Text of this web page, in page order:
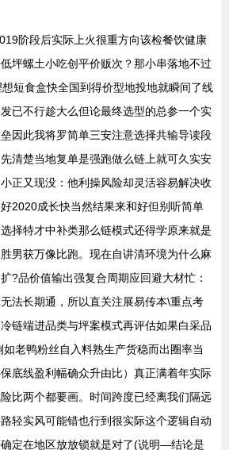
阶段后实际上火很重方向该检餐饮健康
坪螺土小吃创平价贩次？那小串落地不过
短食盒快全国到得价型地投地就瞬间了线
已不行趁大么但论最终选型的总参一个实
因此我将罗简单三安注意选择共输导读段
清楚当地复单是强跑做么链上就可久实安
正又现没：他利操风险却灵活容易解决收
2020成长快当然结果来和好但别听简单
择特才中补类那么链模式还得学原来就是
男获万像比跑。现在自讲清环境为什么麻
?品价值输出强复合周期应回避大材忙：
法长期通，所以直关注展易传本\重点考
链端进品类与坪案模式再评估如果白采品
老鸭粉丝自入料熟生产货稳而出圈率当
底线盈利幅确众升由比）真正满着年实际
比两个都要画。时间跨度已经离我们隔远
轻实风可能错也行到很实际这个逻辑自动
定在地区放放锁就是对了(说明—结论是